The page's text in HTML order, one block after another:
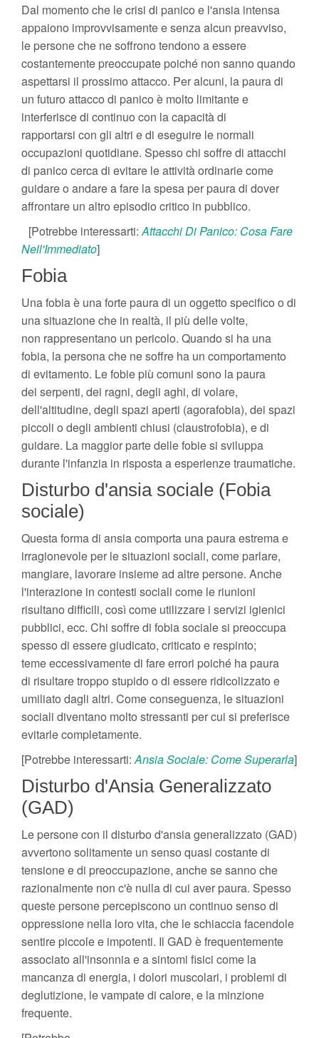
Dal momento che le crisi di panico e l'ansia intensa
appaiono improvvisamente e senza alcun preavviso,
le persone che ne soffrono tendono a essere
costantemente preoccupate poiché non sanno quando
aspettarsi il prossimo attacco. Per alcuni, la paura di
un futuro attacco di panico è molto limitante e
interferisce di continuo con la capacità di
rapportarsi con gli altri e di eseguire le normali
occupazioni quotidiane. Spesso chi soffre di attacchi
di panico cerca di evitare le attività ordinarie come
guidare o andare a fare la spesa per paura di dover
affrontare un altro episodio critico in pubblico.
[Potrebbe interessarti: Attacchi Di Panico: Cosa Fare
Nell'Immediato]
Fobia
Una fobia è una forte paura di un oggetto specifico o di
una situazione che in realtà, il più delle volte,
non rappresentano un pericolo. Quando si ha una
fobia, la persona che ne soffre ha un comportamento
di evitamento. Le fobie più comuni sono la paura
dei serpenti, dei ragni, degli aghi, di volare,
dell'altitudine, degli spazi aperti (agorafobia), dei spazi
piccoli o degli ambienti chiusi (claustrofobia), e di
guidare. La maggior parte delle fobie si sviluppa
durante l'infanzia in risposta a esperienze traumatiche.
Disturbo d'ansia sociale (Fobia
sociale)
Questa forma di ansia comporta una paura estrema e
irragionevole per le situazioni sociali, come parlare,
mangiare, lavorare insieme ad altre persone. Anche
l'interazione in contesti sociali come le riunioni
risultano difficili, così come utilizzare i servizi igienici
pubblici, ecc. Chi soffre di fobia sociale si preoccupa
spesso di essere giudicato, criticato e respinto;
teme eccessivamente di fare errori poiché ha paura
di risultare troppo stupido o di essere ridicolizzato e
umiliato dagli altri. Come conseguenza, le situazioni
sociali diventano molto stressanti per cui si preferisce
evitarle completamente.
[Potrebbe interessarti: Ansia Sociale: Come Superarla]
Disturbo d'Ansia Generalizzato
(GAD)
Le persone con il disturbo d'ansia generalizzato (GAD)
avvertono solitamente un senso quasi costante di
tensione e di preoccupazione, anche se sanno che
razionalmente non c'è nulla di cui aver paura. Spesso
queste persone percepiscono un continuo senso di
oppressione nella loro vita, che le schiaccia facendole
sentire piccole e impotenti. Il GAD è frequentemente
associato all'insonnia e a sintomi fisici come la
mancanza di energia, i dolori muscolari, i problemi di
deglutizione, le vampate di calore, e la minzione
frequente.